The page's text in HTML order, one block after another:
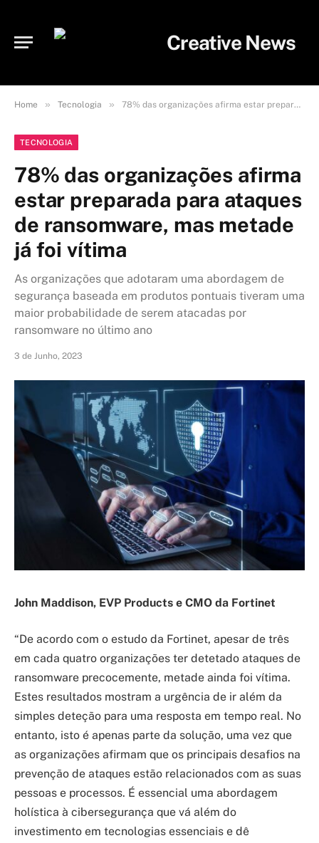
Home » Tecnologia » 78% das organizações afirma estar preparada para ataques de ransomware, mas metade já foi vítima
TECNOLOGIA
78% das organizações afirma
estar preparada para ataques
de ransomware, mas metade
já foi vítima
As organizações que adotaram uma abordagem de
segurança baseada em produtos pontuais tiveram uma
maior probabilidade de serem atacadas por
ransomware no último ano
3 de Junho, 2023
John Maddison, EVP Products e CMO da Fortinet
“De acordo com o estudo da Fortinet, apesar de três
em cada quatro organizações ter detetado ataques de
ransomware precocemente, metade ainda foi vítima.
Estes resultados mostram a urgência de ir além da
simples deteção para uma resposta em tempo real. No
entanto, isto é apenas parte da solução, uma vez que
as organizações afirmam que os principais desafios na
prevenção de ataques estão relacionados com as suas
pessoas e processos. É essencial uma abordagem
holística à cibersegurança que vá além do
investimento em tecnologias essenciais e dê